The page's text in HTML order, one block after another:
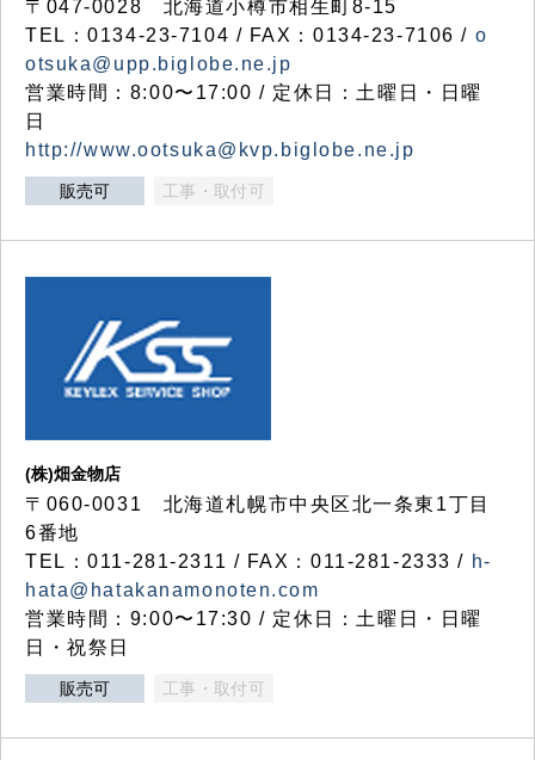
〒047-0028 北海道小樽市相生町8-15
TEL：0134-23-7104 / FAX：0134-23-7106 / o
otsuka@upp.biglobe.ne.jp
営業時間：8:00〜17:00 / 定休日：土曜日・日曜
日
http://www.ootsuka@kvp.biglobe.ne.jp
販売可 工事・取付可
(株)畑金物店
〒060-0031 北海道札幌市中央区北一条東1丁目
6番地
TEL：011-281-2311 / FAX：011-281-2333 / h-
hata@hatakanamonoten.com
営業時間：9:00〜17:30 / 定休日：土曜日・日曜
日・祝祭日
販売可 工事・取付可